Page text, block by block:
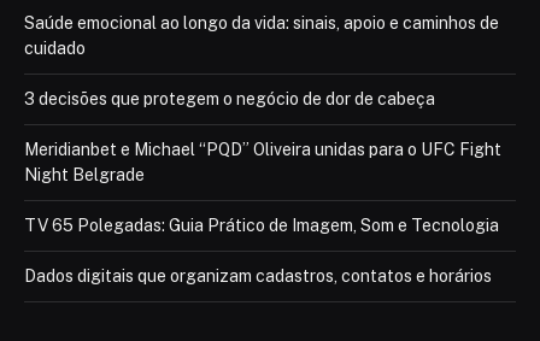
Saúde emocional ao longo da vida: sinais, apoio e caminhos de
cuidado
3 decisões que protegem o negócio de dor de cabeça
Meridianbet e Michael “PQD” Oliveira unidas para o UFC Fight
Night Belgrade
TV 65 Polegadas: Guia Prático de Imagem, Som e Tecnologia
Dados digitais que organizam cadastros, contatos e horários